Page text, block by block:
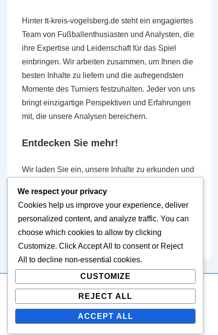
Hinter tt-kreis-vogelsberg.de steht ein engagiertes
Team von Fußballenthusiasten und Analysten, die
ihre Expertise und Leidenschaft für das Spiel
einbringen. Wir arbeiten zusammen, um Ihnen die
besten Inhalte zu liefern und die aufregendsten
Momente des Turniers festzuhalten. Jeder von uns
bringt einzigartige Perspektiven und Erfahrungen
mit, die unsere Analysen bereichern.
Entdecken Sie mehr!
Wir laden Sie ein, unsere Inhalte zu erkunden und
Fragen oder Anregungen haben, zögern Sie nicht,
uns unterhello@tt-kreis-vogelsberg.dezu
kontaktieren. Lassen Sie uns gemeinsam die Welt
des Fußballs entdecken!
Copyright © 2026tt-kreis-vogelsberg.de| Powered by
We respect your privacy
Cookies help us improve your experience, deliver
personalized content, and analyze traffic. You can
choose which cookies to allow by clicking
Customize. ClickAccept All to consent or Reject
All
to decline non-essential cookies.
CUSTOMIZE
REJECT ALL
ACCEPT ALL